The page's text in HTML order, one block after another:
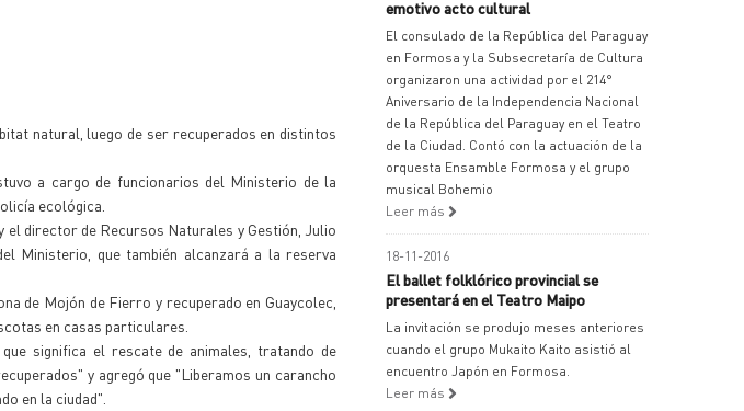
natural, luego de ser recuperados en distintos
a cargo de funcionarios del Ministerio de la
ecológica.
director de Recursos Naturales y Gestión, Julio
Ministerio, que también alcanzará a la reserva
de Mojón de Fierro y recuperado en Guaycolec,
en casas particulares.
significa el rescate de animales, tratando de
y agregó que "Liberamos un carancho
en la ciudad".
emotivo acto cultural
El consulado de la República del Paraguay
en Formosa y la Subsecretaría de Cultura
organizaron una actividad por el 214°
Aniversario de la Independencia Nacional
de la República del Paraguay en el Teatro
de la Ciudad. Contó con la actuación de la
orquesta Ensamble Formosa y el grupo
musical Bohemio
Leer más
18-11-2016
El ballet folklórico provincial se
presentará en el Teatro Maipo
La invitación se produjo meses anteriores
cuando el grupo Mukaito Kaito asistió al
encuentro Japón en Formosa.
Leer más